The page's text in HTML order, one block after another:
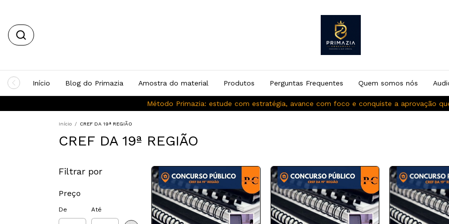
Método Primazia: estude com estratégia, avance com foco e conquiste a aprovação
Início Blog do Primazia Amostra do material Produtos Perguntas Frequentes Quem somos nós
Início / CREF DA 19ª REGIÃO
CREF DA 19ª REGIÃO
Filtrar por
Preço
De Até